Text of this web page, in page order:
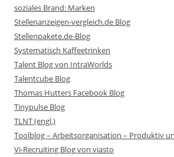
soziales Brand: Marken
Stellenanzeigen-vergleich.de Blog
Stellenpakete.de-Blog
Systematisch Kaffeetrinken
Talent Blog von IntraWorlds
Talentcube Blog
Thomas Hutters Facebook Blog
Tinypulse Blog
TLNT (engl.)
Toolblog – Arbeitsorganisation – Produktiv
Vi-Recruiting Blog von viasto